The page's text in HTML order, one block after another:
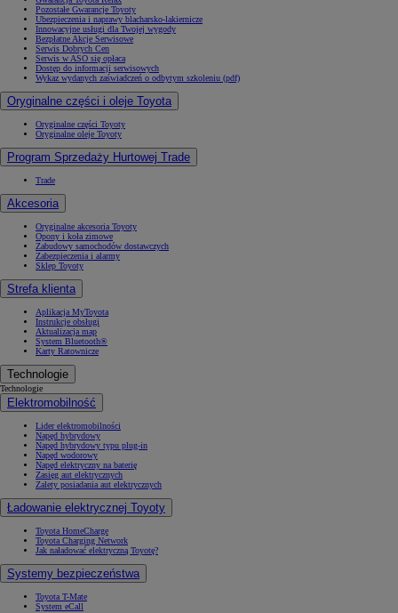
Pozostałe Gwarancje Toyoty
Ubezpieczenia i naprawy blacharsko-lakiernicze
Innowacyjne usługi dla Twojej wygody
Bezpłatne Akcje Serwisowe
Serwis Dobrych Cen
Serwis w ASO się opłaca
Dostęp do informacji serwisowych
Wykaz wydanych zaświadczeń o odbytym szkoleniu (pdf)
Oryginalne części i oleje Toyota
Oryginalne części Toyoty
Oryginalne oleje Toyoty
Program Sprzedaży Hurtowej Trade
Trade
Akcesoria
Oryginalne akcesoria Toyoty
Opony i koła zimowe
Zabudowy samochodów dostawczych
Zabezpieczenia i alarmy
Sklep Toyoty
Strefa klienta
Aplikacja MyToyota
Instrukcje obsługi
Aktualizacja map
System Bluetooth®
Karty Ratownicze
Technologie
Technologie
Elektromobilność
Lider elektromobilności
Napęd hybrydowy
Napęd hybrydowy typu plug-in
Napęd wodorowy
Napęd elektryczny na baterię
Zasięg aut elektrycznych
Zalety posiadania aut elektrycznych
Ładowanie elektrycznej Toyoty
Toyota HomeCharge
Toyota Charging Network
Jak naładować elektryczną Toyotę?
Systemy bezpieczeństwa
Toyota T-Mate
System eCall